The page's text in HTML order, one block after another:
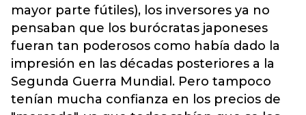
mayor parte fútiles), los inversores ya no
pensaban que los burócratas japoneses
fueran tan poderosos como había dado la
impresión en las décadas posteriores a la
Segunda Guerra Mundial. Pero tampoco
tenían mucha confianza en los precios de